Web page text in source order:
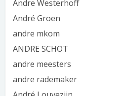
Andre Westerhoff
André Groen
andre mkom
ANDRE SCHOT
andre meesters
andre rademaker